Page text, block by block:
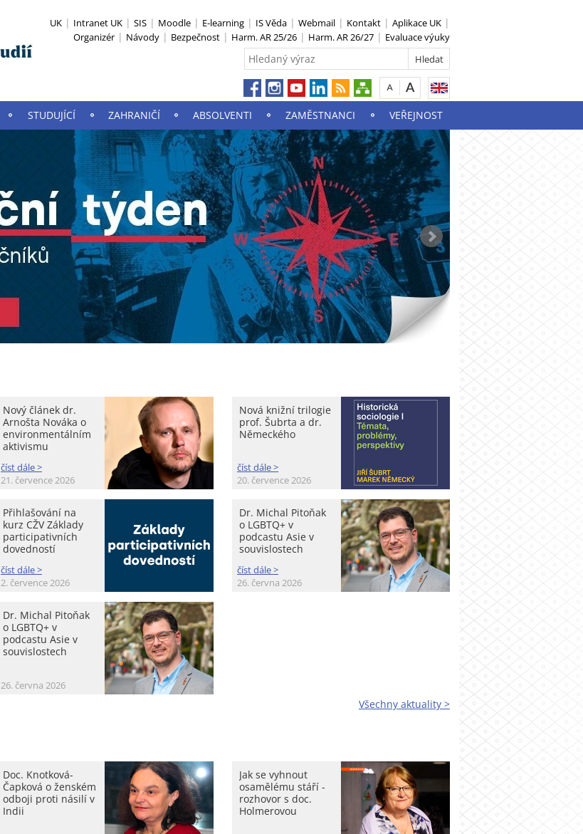
UK Intranet UK SIS Moodle E-learning IS Věda Webmail Kontakt
Aplikace UK
Organizér
Návody Bezpečnost Harm. AR 25/26 Harm. AR 26/27 Evaluace výuky
STUDUJÍCÍ ZAHRANIČÍ ABSOLVENTI ZAMĚSTNANCI VEŘEJNOST
Nový článek dr.
Arnošta Nováka o
environmentálním
aktivismu
číst dále >
21. července 2026
Nová knižní trilogie
prof. Šubrta a dr.
Německého
číst dále >
20. července 2026
Přihlašování na
kurz CŽV Základy
participativních
dovedností
číst dále >
2. července 2026
Dr. Michal Pitoňak
o LGBTQ+ v
podcastu Asie v
souvislostech
číst dále >
26. června 2026
Dr. Michal Pitoňak
o LGBTQ+ v
podcastu Asie v
souvislostech
26. června 2026
Všechny aktuality >
Doc. Knotková-
Čapková o ženském
odboji proti násilí v
Indii
Jak se vyhnout
osamělému stáří -
rozhovor s doc.
Holmerovou